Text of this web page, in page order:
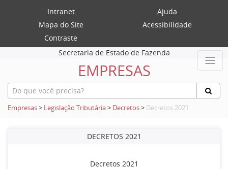
Intranet
Ajuda
Mapa do Site
Acessibilidade
Contraste
Secretaria de Estado de Fazenda
EMPRESAS
Empresas> Legislação Tributária> Decretos> Decretos 2021
DECRETOS 2021
Decretos 2021